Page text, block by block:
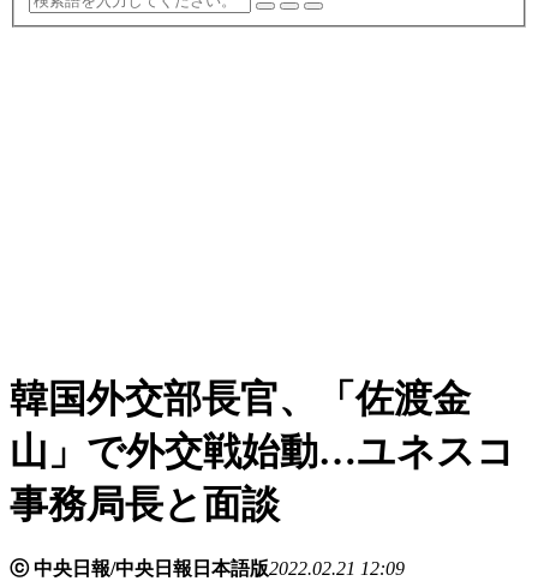
韓国外交部長官、「佐渡金
山」で外交戦始動…ユネスコ
事務局長と面談
ⓒ 中央日報/中央日報日本語版2022.02.21 12:09